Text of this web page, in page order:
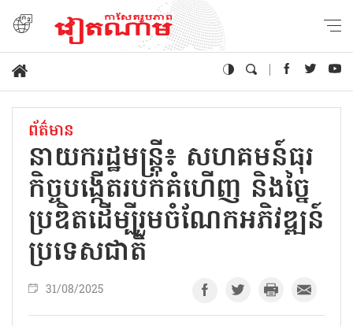
ព័ត៌មាន
នាយករដ្ឋមន្ត្រី៖ សហគមន៍ធុរ
កិច្ចបង្កើតរបក់គំហើញ និងច្នៃ
ប្រឌិតដើម្បីរួមចំណែកអភិវឌ្ឍន៍
ប្រទេសជាតិ
31/08/2025